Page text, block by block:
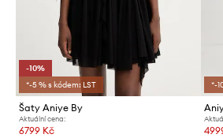
-10%
*-5 % s kódem: LST
Šaty Aniye By
Aktuální cena:
6799 Kč
*-